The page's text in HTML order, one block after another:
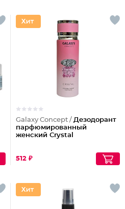
Galaxy Concept / Дезодорант
парфюмированный
женский Crystal
512 ₽